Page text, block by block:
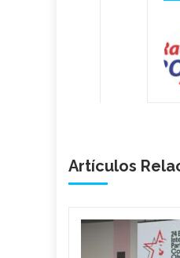
Artículos